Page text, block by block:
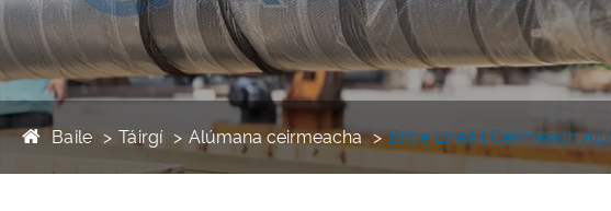
Baile Táirgí Alúmana ceirmeacha Bríce Líneáil Ceirmeach